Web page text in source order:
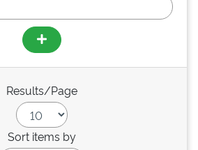
Results/Page
Sort items by